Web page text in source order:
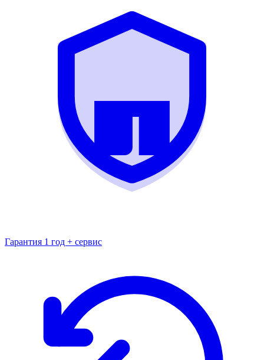
Гарантия 1 год + сервис